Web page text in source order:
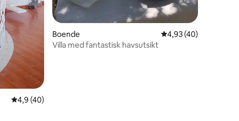
4,9 av 5 i genomsnittligt betyg, 40 omdömen
4,9 (40)
Boende 4,93 av 5 i
4,93 (40)
Villa med fantastisk havsutsikt